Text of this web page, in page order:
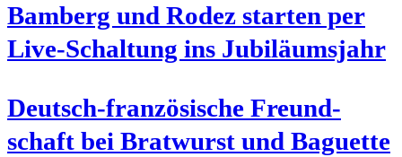
Bam­berg und Rodez star­ten per
Live-Schal­tung ins Jubiläumsjahr
Deutsch-fran­zö­si­sche Freund­
schaft bei Brat­wurst und Baguette